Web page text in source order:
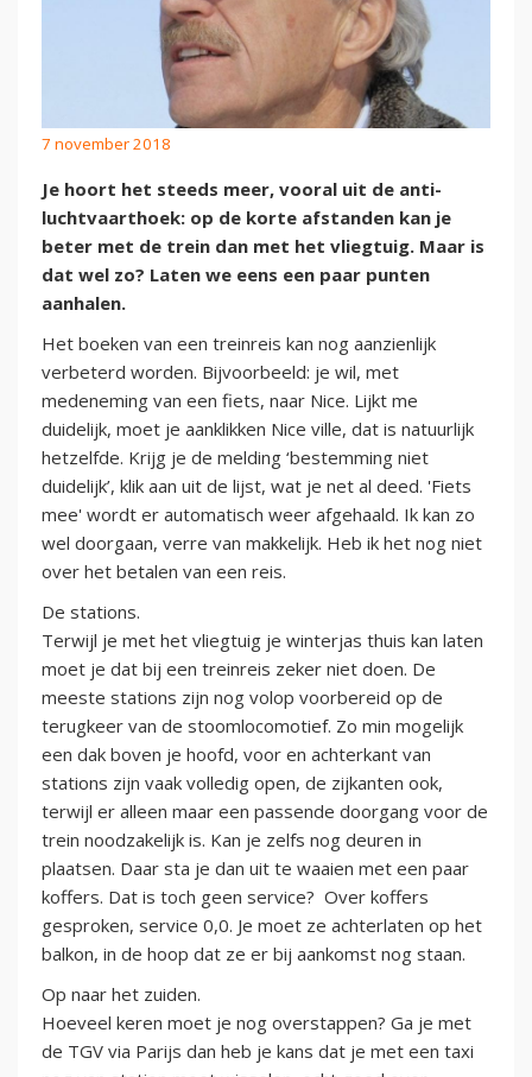
7 november 2018
Je hoort het steeds meer, vooral uit de anti-
luchtvaarthoek: op de korte afstanden kan je
beter met de trein dan met het vliegtuig. Maar is
dat wel zo? Laten we eens een paar punten
aanhalen.
Het boeken van een treinreis kan nog aanzienlijk
verbeterd worden. Bijvoorbeeld: je wil, met
medeneming van een fiets, naar Nice. Lijkt me
duidelijk, moet je aanklikken Nice ville, dat is natuurlijk
hetzelfde. Krijg je de melding ‘bestemming niet
duidelijk’, klik aan uit de lijst, wat je net al deed. 'Fiets
mee' wordt er automatisch weer afgehaald. Ik kan zo
wel doorgaan, verre van makkelijk. Heb ik het nog niet
over het betalen van een reis.
De stations.
Terwijl je met het vliegtuig je winterjas thuis kan laten
moet je dat bij een treinreis zeker niet doen. De
meeste stations zijn nog volop voorbereid op de
terugkeer van de stoomlocomotief. Zo min mogelijk
een dak boven je hoofd, voor en achterkant van
stations zijn vaak volledig open, de zijkanten ook,
terwijl er alleen maar een passende doorgang voor de
trein noodzakelijk is. Kan je zelfs nog deuren in
plaatsen. Daar sta je dan uit te waaien met een paar
koffers. Dat is toch geen service? Over koffers
gesproken, service 0,0. Je moet ze achterlaten op het
balkon, in de hoop dat ze er bij aankomst nog staan.
Op naar het zuiden.
Hoeveel keren moet je nog overstappen? Ga je met
de TGV via Parijs dan heb je kans dat je met een taxi